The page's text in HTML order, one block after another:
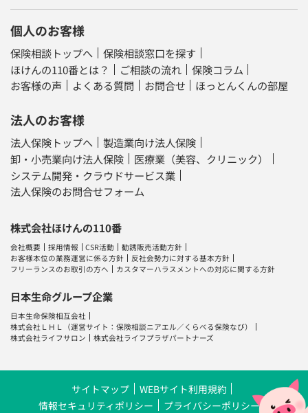
個人のお客様
保険相談トップへ
保険相談窓口を探す
ほけんの110番とは？
ご相談の流れ
保険コラム
お客様の声
よくある質問 お問合せ ほっとんくんの部屋
法人のお客様
法人保険トップへ
製造業向け法人保険
卸・小売業向け法人保険
医療業（美容、クリニック）
システム開発・クラウドサービス業
法人保険のお問合せフォーム
株式会社ほけんの110番
会社概要 採用情報 CSR活動
勧誘販売活動方針
お客様本位の業務運営に係る方針
反社会勢力に対する基本方針
フリーランスのお取引の方へ
カスタマーハラスメントへの対応に関する方針
日本生命グループ企業
日本生命保険相互会社
株式会社ＬＨＬ （運営サイト：保険相談ニアエル／ くらべる保険なび）
株式会社ライフサロン
株式会社ライフプラザパートナーズ
サイトマップ
WEBサイト利用規約
情報セキュリティポリシー
プライバシーポリシー